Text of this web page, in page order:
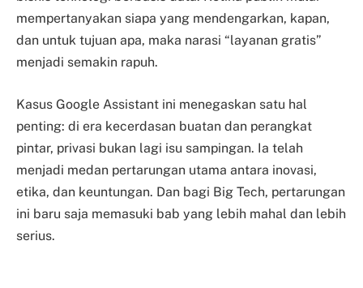
mempertanyakan siapa yang mendengarkan, kapan,
dan untuk tujuan apa, maka narasi “layanan gratis”
menjadi semakin rapuh.
Kasus Google Assistant ini menegaskan satu hal
penting: di era kecerdasan buatan dan perangkat
pintar, privasi bukan lagi isu sampingan. Ia telah
menjadi medan pertarungan utama antara inovasi,
etika, dan keuntungan. Dan bagi Big Tech, pertarungan
ini baru saja memasuki bab yang lebih mahal dan lebih
serius.